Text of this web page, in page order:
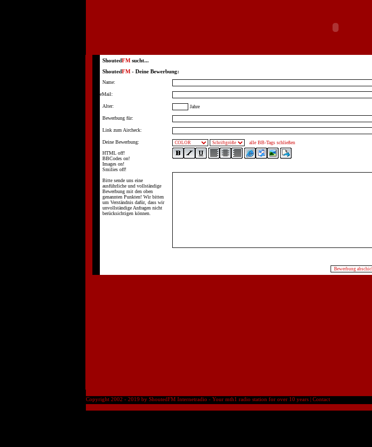
ShoutedFM sucht...
ShoutedFM - Deine Bewerbung:
Name:
eMail:
Alter: Jahre
Bewerbung für:
Link zum Aircheck:
Deine Bewerbung:
HTML off!
BBCodes on!
Images on!
Smilies off!
Bitte sende uns eine
ausführliche und vollständige
Bewerbung mit den oben
genannten Punkten! Wir bitten
um Verständnis dafür, dass wir
unvollständige Anfragen nicht
berücksichtigen können.
alle BB-Tags schließen
Copyright 2002 - 2019 by ShoutedFM Internetradio - Your mth1 radio station for over 10 years | Contact